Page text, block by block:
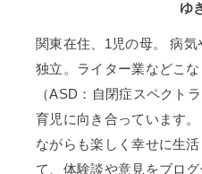
ゆ
関東在住、1児の母。 病気
独立。ライター業などこ
（ASD：自閉症スペクト
育児に向き合っています
ながらも楽しく幸せに生
て、体験談や意見をブログ